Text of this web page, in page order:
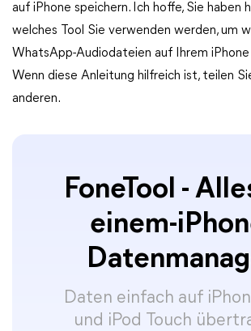
auf iPhone speichern. Ich hoffe, Sie haben
welches Tool Sie verwenden werden, um
WhatsApp-Audiodateien auf Ihrem iPhone
Wenn diese Anleitung hilfreich ist, teilen
anderen.
FoneTool -
einem-
Daten einfach auf
und iPod Touch